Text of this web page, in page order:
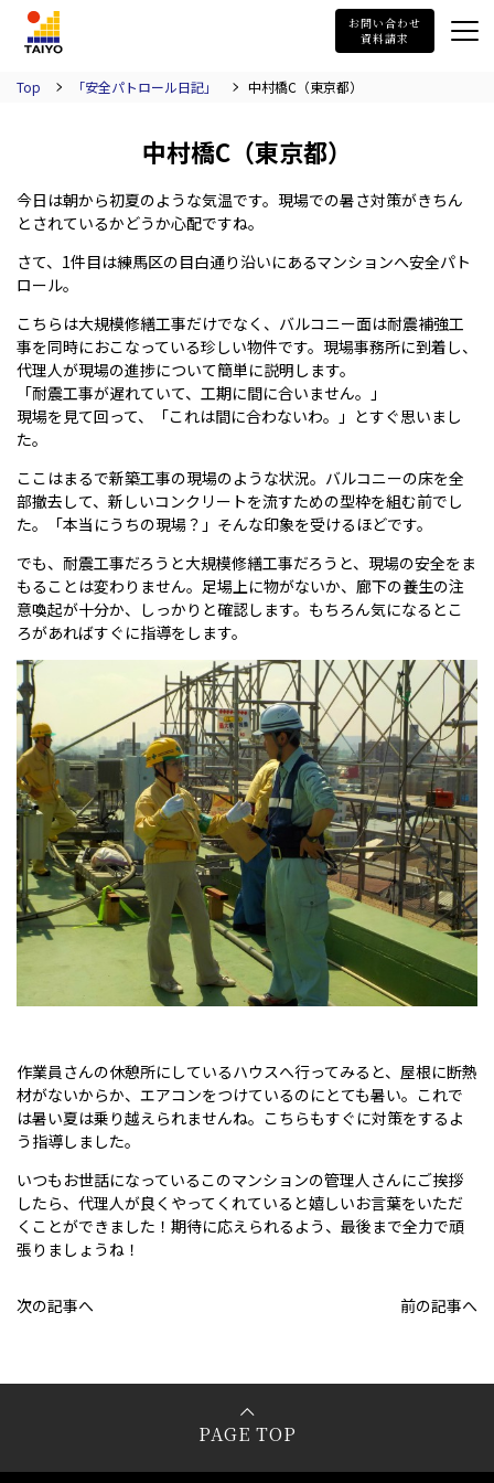
お問い合わせ
資料請求
Top 「安全パトロール日記」 中村橋C（東京都）
中村橋C（東京都）
今日は朝から初夏のような気温です。現場での暑さ対策がきちん
とされているかどうか心配ですね。
さて、1件目は練馬区の目白通り沿いにあるマンションへ安全パト
ロール。
こちらは大規模修繕工事だけでなく、バルコニー面は耐震補強工
事を同時におこなっている珍しい物件です。現場事務所に到着し、
代理人が現場の進捗について簡単に説明します。
「耐震工事が遅れていて、工期に間に合いません。」
現場を見て回って、「これは間に合わないわ。」とすぐ思いまし
た。
ここはまるで新築工事の現場のような状況。バルコニーの床を全
部撤去して、新しいコンクリートを流すための型枠を組む前でし
た。「本当にうちの現場？」そんな印象を受けるほどです。
でも、耐震工事だろうと大規模修繕工事だろうと、現場の安全をま
もることは変わりません。足場上に物がないか、廊下の養生の注
意喚起が十分か、しっかりと確認します。もちろん気になるとこ
ろがあればすぐに指導をします。
作業員さんの休憩所にしているハウスへ行ってみると、屋根に断熱
材がないからか、エアコンをつけているのにとても暑い。これで
は暑い夏は乗り越えられませんね。こちらもすぐに対策をするよ
う指導しました。
いつもお世話になっているこのマンションの管理人さんにご挨拶
したら、代理人が良くやってくれていると嬉しいお言葉をいただ
くことができました！期待に応えられるよう、最後まで全力で頑
張りましょうね！
前の記事へ
次の記事へ
PAGE TOP